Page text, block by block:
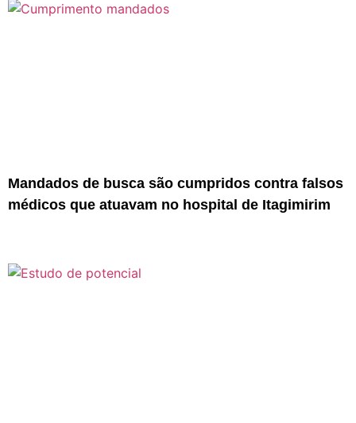
Mandados de busca são cumpridos contra falsos
médicos que atuavam no hospital de Itagimirim